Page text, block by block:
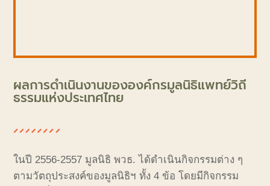
ผลการดำเนินงานขององค์กรมูลนิธิแพทย์วิถี
ธรรมแห่งประเทศไทย
ในปี 2556-2557 มูลนิธิ พวธ. ได้ดำเนินกิจกรรมต่าง ๆ
ตามวัตถุประสงค์ของมูลนิธิฯ ทั้ง 4 ข้อ โดยมีกิจกรรม